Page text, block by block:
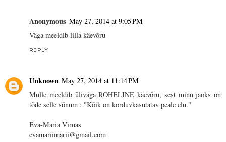
Anonymous May 27, 2014 at 9:05 PM
Väga meeldib lilla käevõru
REPLY
Unknown May 27, 2014 at 11:14 PM
Mulle meeldib üliväga ROHELINE käevõru, sest minu jaoks on
tõde selle sõnum : "Kõik on korduvkasutatav peale elu."
Eva-Maria Virnas
evamariimarii@gmail.com